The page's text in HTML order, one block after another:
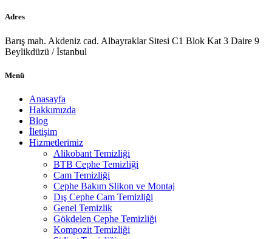
Adres
Barış mah. Akdeniz cad. Albayraklar Sitesi C1 Blok Kat 3 Daire 9
Beylikdüzü / İstanbul
Menü
Anasayfa
Hakkımızda
Blog
İletişim
Hizmetlerimiz
Alikobant Temizliği
BTB Cephe Temizliği
Cam Temizliği
Cephe Bakım Slikon ve Montaj
Dış Cephe Cam Temizliği
Genel Temizlik
Gökdelen Cephe Temizliği
Kompozit Temizliği